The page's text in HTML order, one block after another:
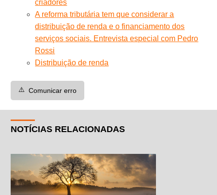
criadores
A reforma tributária tem que considerar a
distribuição de renda e o financiamento dos
serviços sociais. Entrevista especial com Pedro
Rossi
Distribuição de renda
⚠️ Comunicar erro
NOTÍCIAS RELACIONADAS